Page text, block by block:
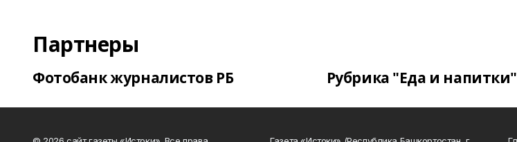
Партнеры
Фотобанк журналистов РБ Рубрика "Еда и напитки"